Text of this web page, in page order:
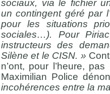
sociaux, via le fichier
un contingent géré par
pour les situations
sociales…). Pour
instructeurs des
Silène et le CISN. »
n’ont, pour l’heure,
Maximilian Police
incohérences entre la